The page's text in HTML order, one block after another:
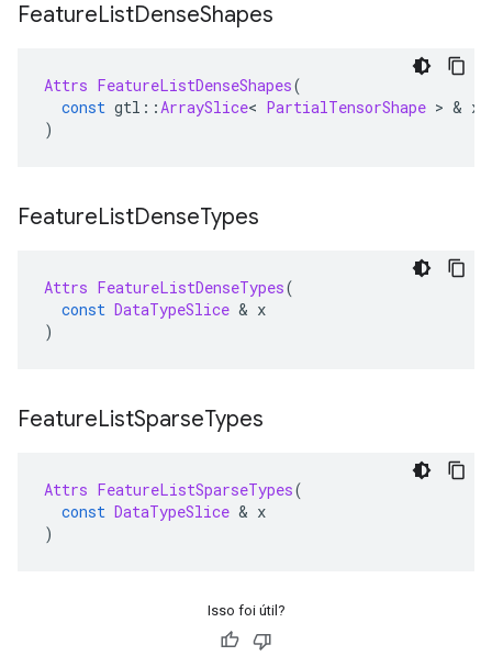
FeatureListDenseShapes
Attrs FeatureListDenseShapes(
const gtl ::ArraySlice< PartialTensorShape > & x
)
FeatureListDenseTypes
Attrs FeatureListDenseTypes(
const DataTypeSlice & x
)
FeatureListSparseTypes
Attrs FeatureListSparseTypes(
const DataTypeSlice & x
)
Isso foi útil?